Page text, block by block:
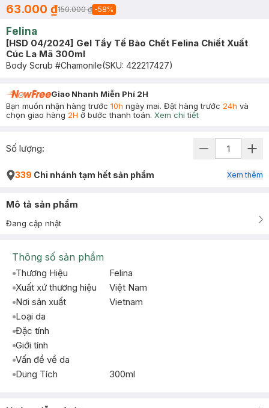
63.000 ₫150.000 ₫ -58%
Felina
[HSD 04/2024] Gel Tẩy Tế Bào Chết Felina Chiết Xuất
Cúc La Mã 300ml
Body Scrub #Chamonile(SKU: 422217427)
Giao Nhanh Miễn Phí 2H
Bạn muốn nhận hàng trước 10h ngày mai. Đặt hàng trước 24h và
chọn giao hàng 2H ở bước thanh toán. Xem chi tiết
Số lượng:
339 Chi nhánh tạm hết sản phẩm Xem thêm
Mô tả sản phẩm
Đang cập nhật
Thông số sản phẩm
Thương Hiệu
Felina
Xuất xứ thương hiệu
Việt Nam
Nơi sản xuất
Vietnam
Loại da
Đặc tính
Giới tính
Vấn đề về da
Dung Tích
300ml